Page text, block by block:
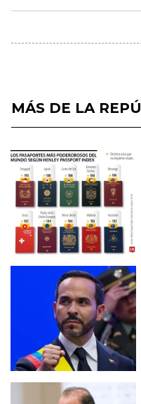
MÁS DE LA